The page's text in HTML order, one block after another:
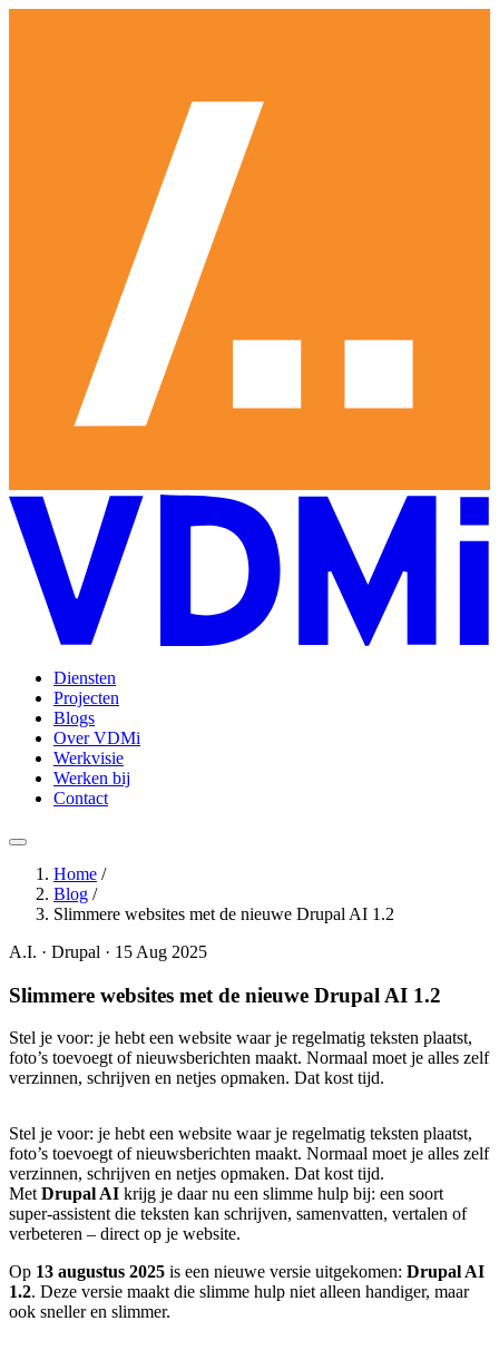
Diensten
Projecten
Blogs
Over VDMi
Werkvisie
Werken bij
Contact
Home /
Blog /
Slimmere websites met de nieuwe Drupal AI 1.2
A.I. · Drupal · 15 Aug 2025
Slimmere websites met de nieuwe Drupal AI 1.2
Stel je voor: je hebt een website waar je regelmatig teksten plaatst,
foto’s toevoegt of nieuwsberichten maakt. Normaal moet je alles zelf
verzinnen, schrijven en netjes opmaken. Dat kost tijd.
Stel je voor: je hebt een website waar je regelmatig teksten plaatst,
foto’s toevoegt of nieuwsberichten maakt. Normaal moet je alles zelf
verzinnen, schrijven en netjes opmaken. Dat kost tijd.
MetDrupal AI krijg je daar nu een slimme hulp bij: een soort
super-assistent die teksten kan schrijven, samenvatten, vertalen of
verbeteren – direct op je website.
Op 13 augustus 2025 is een nieuwe versie uitgekomen: Drupal AI
1.2. Deze versie maakt die slimme hulp niet alleen handiger, maar
ook sneller en slimmer.